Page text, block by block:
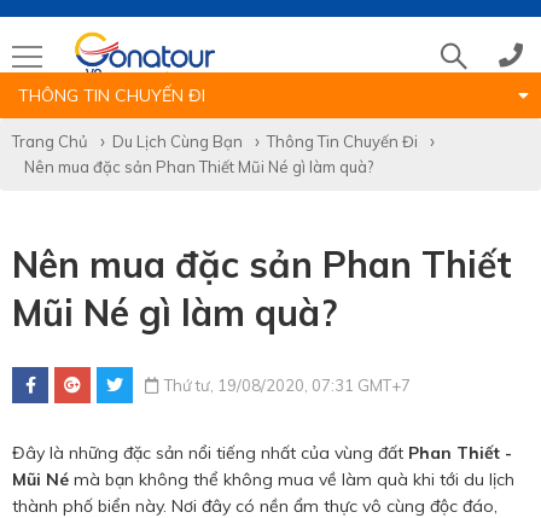
Hotline tour nước ngoài
0786 711 611
Hotline tour trong nước
0783 336 116
THÔNG TIN CHUYẾN ĐI
Trang Chủ Du Lịch Cùng Bạn
Thông Tin Chuyến Đi
Nên mua đặc sản Phan Thiết Mũi Né gì làm quà?
Nên mua đặc sản Phan Thiết
Mũi Né gì làm quà?
Thứ tư, 19/08/2020, 07:31 GMT+7
Đây là những đặc sản nổi tiếng nhất của vùng đất Phan Thiết -
Mũi Né mà bạn không thể không mua về làm quà khi tới du lịch
thành phố biển này. Nơi đây có nền ẩm thực vô cùng độc đáo,